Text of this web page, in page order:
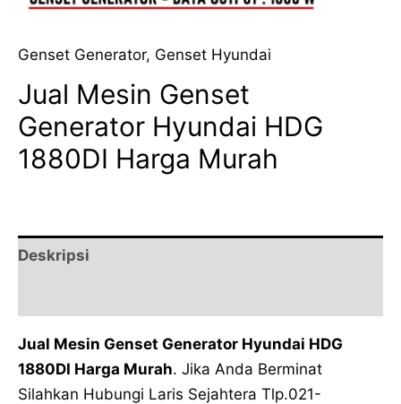
Genset Generator, Genset Hyundai
Jual Mesin Genset
Generator Hyundai HDG
1880DI Harga Murah
Deskripsi
Jual Mesin Genset Generator Hyundai HDG
1880DI Harga Murah. Jika Anda Berminat
Silahkan Hubungi Laris Sejahtera Tlp.021-